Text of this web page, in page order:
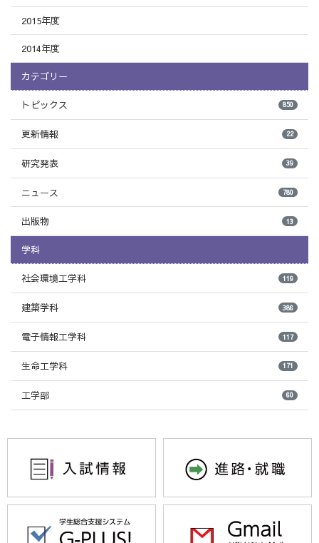
2015年度
2014年度
カテゴリー
トピックス 850
更新情報 22
研究発表 39
ニュース 780
出版物 13
学科
社会環境工学科 119
建築学科 386
電子情報工学科 117
生命工学科 171
工学部 60